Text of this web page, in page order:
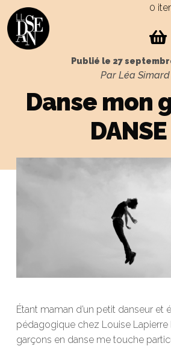
Skip
to
navigation
Skip
to
content
0
Publié le 27
Par Léa Simard
Danse mon
Étant maman d’un petit danseur et
pédagogique chez Louise Lapierre
garçons en danse me touche